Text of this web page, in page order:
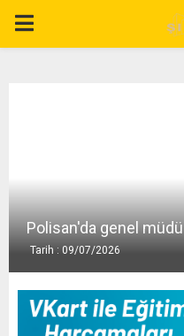
P
A
Polisan'da genel
Tarih : 09/07/2026